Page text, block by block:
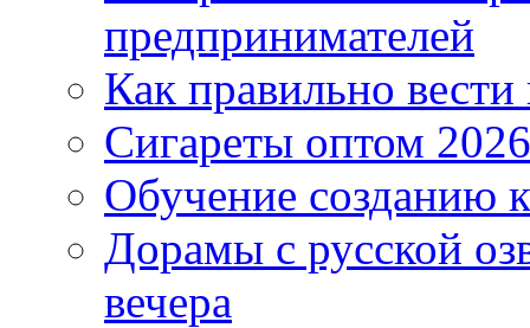
предпринимателей
Как правильно
Сигареты оптом
Обучение созданию
Дорамы с русской
вечера